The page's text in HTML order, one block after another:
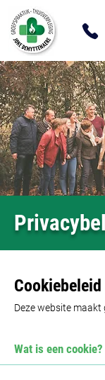
Cookiebeleid
Deze website maakt
Wat is een cookie?